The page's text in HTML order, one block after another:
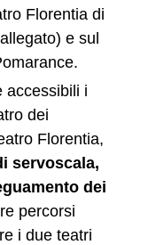
Florentia di
e sul
accessibili i
dei
Florentia,
servoscala,
dei
percorsi
i due teatri